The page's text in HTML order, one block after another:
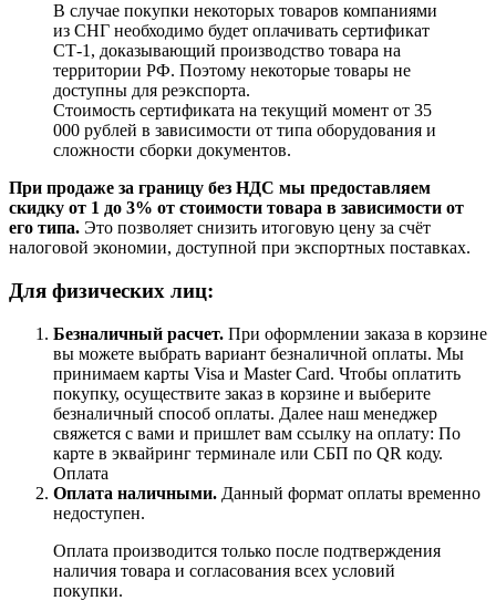
В случае покупки некоторых товаров компаниями
из СНГ необходимо будет оплачивать сертификат
СТ-1, доказывающий производство товара на
территории РФ. Поэтому некоторые товары не
доступны для реэкспорта.
Стоимость сертификата на текущий момент от 35
000 рублей в зависимости от типа оборудования и
сложности сборки документов.
При продаже за границу без НДС мы предоставляем
скидку от 1 до 3% от стоимости товара в зависимости от
его типа. Это позволяет снизить итоговую цену за счёт
налоговой экономии, доступной при экспортных поставках.
Для физических лиц:
Безналичный расчет. При оформлении заказа в корзине
вы можете выбрать вариант безналичной оплаты. Мы
принимаем карты Visa и Master Card. Чтобы оплатить
покупку, осуществите заказ в корзине и выберите
безналичный способ оплаты. Далее наш менеджер
свяжется с вами и пришлет вам ссылку на оплату: По
карте в эквайринг терминале или СБП по QR коду.
Оплата
Оплата наличными. Данный формат оплаты временно
недоступен.
Оплата производится только после подтверждения
наличия товара и согласования всех условий
покупки.